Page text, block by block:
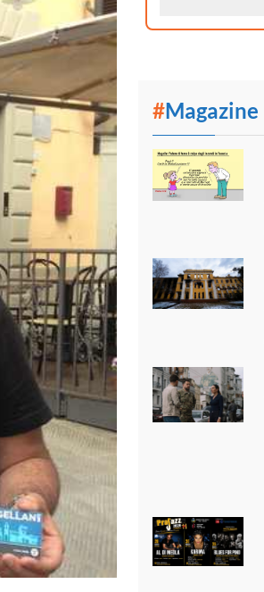
#Magazine